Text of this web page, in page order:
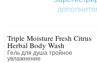
Hempz – это компания,
на основе природных масел и
принцип компании –
сырья. Вся продукция бренда
делает кожу и волосы более
Triple Moisture Fresh Citrus
Herbal Body Wash
Гель для душа тройное
увлажнение